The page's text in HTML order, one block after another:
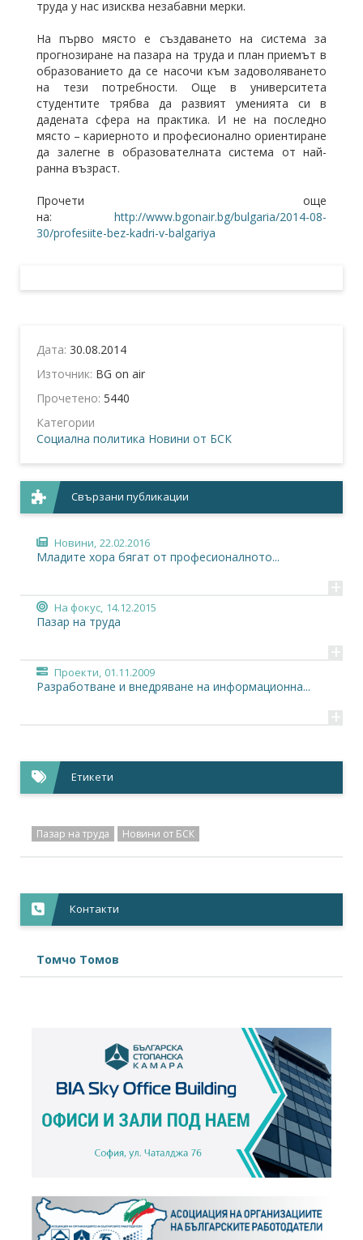
труда у нас изисква незабавни мерки.
На първо място е създаването на система за
прогнозиране на пазара на труда и план приемът в
образованието да се насочи към задоволяването
на тези потребности. Още в университета
студентите трябва да развият уменията си в
дадената сфера на практика. И не на последно
място – кариерното и професионално ориентиране
да залегне в образователната система от най-
ранна възраст.
Прочети още
на: http://www.bgonair.bg/bulgaria/2014-08-
30/profesiite-bez-kadri-v-balgariya
Дата: 30.08.2014
Източник: BG on air
Прочетено: 5440
Категории
Социална политика Новини от БСК
Свързани публикации
Новини, 22.02.2016
Младите хора бягат от професионалното...
+
На фокус, 14.12.2015
Пазар на труда
+
Проекти, 01.11.2009
Разработване и внедряване на информационна...
+
Етикети
Пазар на труда Новини от БСК
Контакти
Томчо Томов